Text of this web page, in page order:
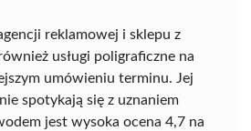
reklamowej i sklepu z
usługi poligraficzne na
umówieniu terminu. Jej
spotykają się z uznaniem
jest wysoka ocena 4,7 na